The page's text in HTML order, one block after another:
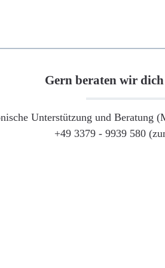
Gern beraten wir
Unterstützung und Beratung
+49 3379 - 9939 580